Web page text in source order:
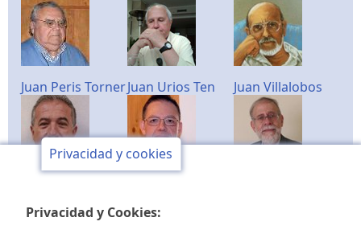
Juan Peris TornerJuan Urios Ten Juan Villalobos
Privacidad y cookies
Privacidad y Cookies: